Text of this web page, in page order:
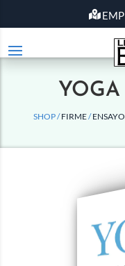
SHOP /FIRME/ENSAYO